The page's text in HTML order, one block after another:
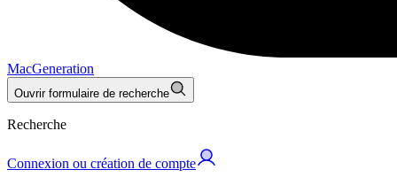
MacGeneration
Ouvrir formulaire de recherche
Recherche
Connexion ou création de compte